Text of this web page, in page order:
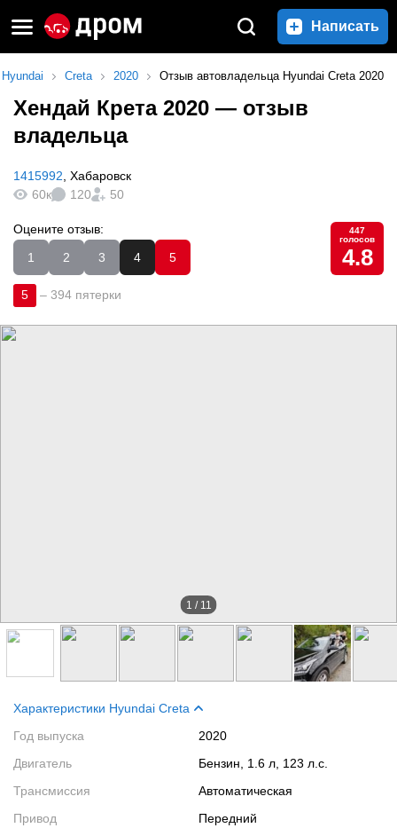
Написать
Hyundai Creta 2020 Отзыв автовладельца Hyundai Creta 2020
Хендай Крета 2020 — отзыв
владельца
1415992 Хабаровск
60к
120 50
Оцените отзыв:
1
2 3 4 5
447
голосов
4.8
5 – 394 пятерки
1 / 11
Характеристики Hyundai Creta
Год выпуска
2020
Двигатель
Бензин, 1.6 л, 123 л.с.
Трансмиссия
Автоматическая
Привод
Передний